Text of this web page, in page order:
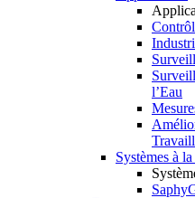
l’Eau
Systèmes à